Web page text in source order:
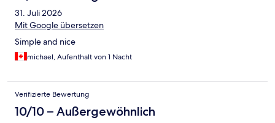
31. Juli 2026
Mit Google übersetzen
Simple and nice
michael, Aufenthalt von 1 Nacht
Verifizierte Bewertung
10/10 – Außergewöhnlich